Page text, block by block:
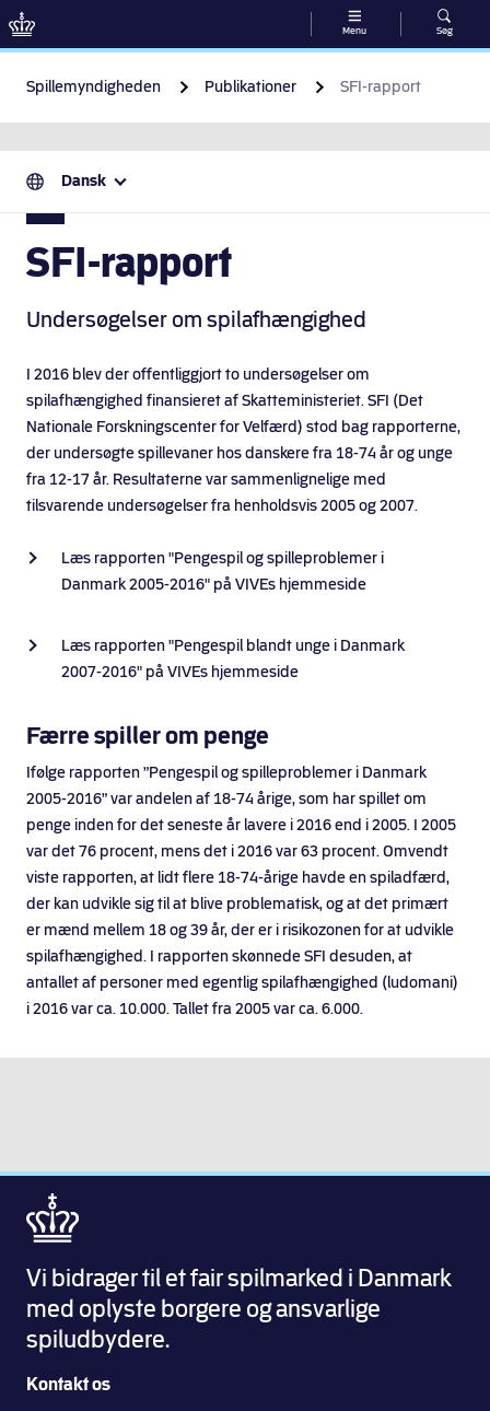
Menu Søg
Spillemyndigheden Publikationer SFI-rapport
Dansk
SFI-rapport
Undersøgelser om spilafhængighed
I 2016 blev der offentliggjort to undersøgelser om
spilafhængighed finansieret af Skatteministeriet. SFI (Det
Nationale Forskningscenter for Velfærd) stod bag rapporterne,
der undersøgte spillevaner hos danskere fra 18-74 år og unge
fra 12-17 år. Resultaterne var sammenlignelige med
tilsvarende undersøgelser fra henholdsvis 2005 og 2007.
Læs rapporten "Pengespil og spilleproblemer i
Danmark 2005-2016" på VIVEs hjemmeside
Læs rapporten "Pengespil blandt unge i Danmark
2007-2016" på VIVEs hjemmeside
Færre spiller om penge
Ifølge rapporten ”Pengespil og spilleproblemer i Danmark
2005-2016” var andelen af 18-74 årige, som har spillet om
penge inden for det seneste år lavere i 2016 end i 2005. I 2005
var det 76 procent, mens det i 2016 var 63 procent. Omvendt
viste rapporten, at lidt flere 18-74-årige havde en spiladfærd,
der kan udvikle sig til at blive problematisk, og at det primært
er mænd mellem 18 og 39 år, der er i risikozonen for at udvikle
spilafhængighed. I rapporten skønnede SFI desuden, at
antallet af personer med egentlig spilafhængighed (ludomani)
i 2016 var ca. 10.000. Tallet fra 2005 var ca. 6.000.
Vi bidrager til et fair spilmarked i Danmark
med oplyste borgere og ansvarlige
spiludbydere.
Kontakt os